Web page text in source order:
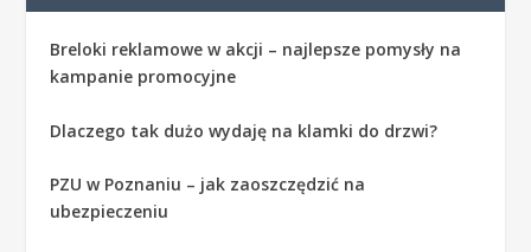
Breloki reklamowe w akcji – najlepsze pomysły na
kampanie promocyjne
Dlaczego tak dużo wydaję na klamki do drzwi?
PZU w Poznaniu – jak zaoszczędzić na
ubezpieczeniu